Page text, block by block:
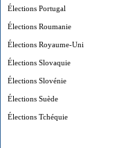
Élections Portugal
Élections Roumanie
Élections Royaume-Uni
Élections Slovaquie
Élections Slovénie
Élections Suède
Élections Tchéquie